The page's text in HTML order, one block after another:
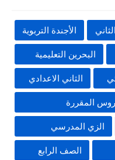
الأجندة التربوية
البحرين التعليمية
الثاني الاعدادي
المقررة
الزي المدرسي
الصف الرابع